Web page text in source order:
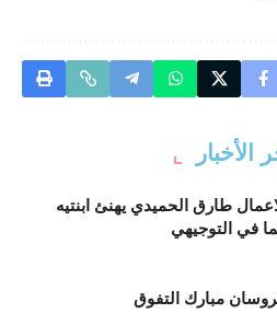
الأخبار
طارق الحميدي يهنئ ابنتيه
في التوجيهي
مبارك التفوق